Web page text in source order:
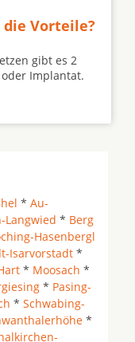
Vorteile?
gibt es 2
Implantat.
* Au-
Langwied * Berg
Hasenbergl
Isarvorstadt *
* Moosach *
* Pasing-
* Schwabing-
*